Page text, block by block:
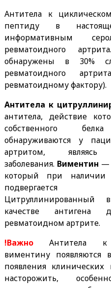
Антитела к
пептиду в
информативным
ревматоидного
обнаружены в 30%
ревматоидного
ревматоидному фактору).
Антитела к
антитела, действие
собственного
обнаруживаются у
артритом,
заболевания. Виментин —
который при наличии
подвергается
Цитруллинированный
качестве антигена
ревматоидном артрите.
!Важно
Антитела к
виментину
появления
насторожить,